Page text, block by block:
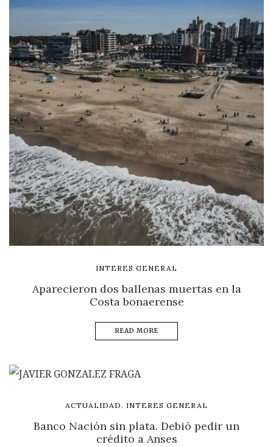
INTERES GENERAL
Aparecieron dos ballenas muertas en la
Costa bonaerense
READ MORE
ACTUALIDAD , INTERES GENERAL
Banco Nación sin plata. Debió pedir un
crédito a Anses